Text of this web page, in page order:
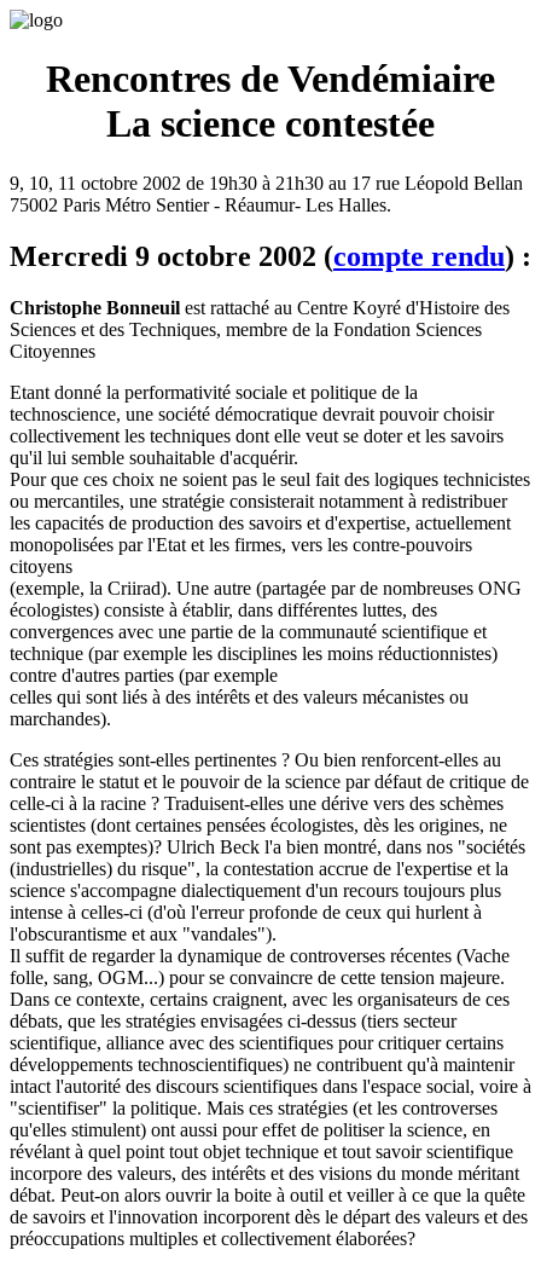
Rencontres de Vendémiaire
La science contestée
9, 10, 11 octobre 2002 de 19h30 à 21h30 au 17 rue Léopold Bellan
75002 Paris Métro Sentier - Réaumur- Les Halles.
Mercredi 9 octobre 2002 (compte rendu) :
Christophe Bonneuil est rattaché au Centre Koyré d'Histoire des
Sciences et des Techniques, membre de la Fondation Sciences
Citoyennes
Etant donné la performativité sociale et politique de la
technoscience, une société démocratique devrait pouvoir choisir
collectivement les techniques dont elle veut se doter et les savoirs
qu'il lui semble souhaitable d'acquérir.
Pour que ces choix ne soient pas le seul fait des logiques technicistes
ou mercantiles, une stratégie consisterait notamment à redistribuer
les capacités de production des savoirs et d'expertise, actuellement
monopolisées par l'Etat et les firmes, vers les contre-pouvoirs
citoyens
(exemple, la Criirad). Une autre (partagée par de nombreuses ONG
écologistes) consiste à établir, dans différentes luttes, des
convergences avec une partie de la communauté scientifique et
technique (par exemple les disciplines les moins réductionnistes)
contre d'autres parties (par exemple
celles qui sont liés à des intérêts et des valeurs mécanistes ou
marchandes).
Ces stratégies sont-elles pertinentes ? Ou bien renforcent-elles au
contraire le statut et le pouvoir de la science par défaut de critique de
celle-ci à la racine ? Traduisent-elles une dérive vers des schèmes
scientistes (dont certaines pensées écologistes, dès les origines, ne
sont pas exemptes)? Ulrich Beck l'a bien montré, dans nos "sociétés
(industrielles) du risque", la contestation accrue de l'expertise et la
science s'accompagne dialectiquement d'un recours toujours plus
intense à celles-ci (d'où l'erreur profonde de ceux qui hurlent à
l'obscurantisme et aux "vandales").
Il suffit de regarder la dynamique de controverses récentes (Vache
folle, sang, OGM...) pour se convaincre de cette tension majeure.
Dans ce contexte, certains craignent, avec les organisateurs de ces
débats, que les stratégies envisagées ci-dessus (tiers secteur
scientifique, alliance avec des scientifiques pour critiquer certains
développements technoscientifiques) ne contribuent qu'à maintenir
intact l'autorité des discours scientifiques dans l'espace social, voire à
"scientifiser" la politique. Mais ces stratégies (et les controverses
qu'elles stimulent) ont aussi pour effet de politiser la science, en
révélant à quel point tout objet technique et tout savoir scientifique
incorpore des valeurs, des intérêts et des visions du monde méritant
débat. Peut-on alors ouvrir la boite à outil et veiller à ce que la quête
de savoirs et l'innovation incorporent dès le départ des valeurs et des
préoccupations multiples et collectivement élaborées?